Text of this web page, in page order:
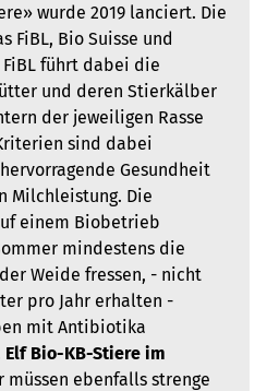
wurde 2019 lanciert. Die
FiBL, Bio Suisse und
FiBL führt dabei die
und deren Stierkälber
der jeweiligen Rasse
sind dabei
Gesundheit
Milchleistung. Die
einem Biobetrieb
mindestens die
Weide fressen, - nicht
pro Jahr erhalten -
mit Antibiotika
Elf Bio-KB-Stiere im
müssen ebenfalls strenge